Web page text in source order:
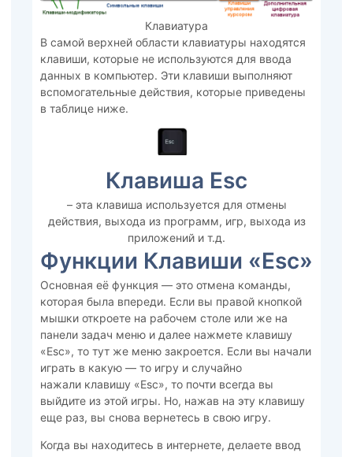
Клавиатура
В самой верхней области клавиатуры находятся
клавиши, которые не используются для ввода
данных в компьютер. Эти клавиши выполняют
вспомогательные действия, которые приведены
в таблице ниже.
Клавиша Esc
– эта клавиша используется для отмены
действия, выхода из программ, игр, выхода из
приложений и т.д.
Функции Клавиши «Esc»
Основная её функция — это отмена команды,
которая была впереди. Если вы правой кнопкой
мышки откроете на рабочем столе или же на
панели задач меню и далее нажмете клавишу
«Esc», то тут же меню закроется. Если вы начали
играть в какую — то игру и случайно
нажали клавишу «Esc», то почти всегда вы
выйдите из этой игры. Но, нажав на эту клавишу
еще раз, вы снова вернетесь в свою игру.
Когда вы находитесь в интернете, делаете ввод